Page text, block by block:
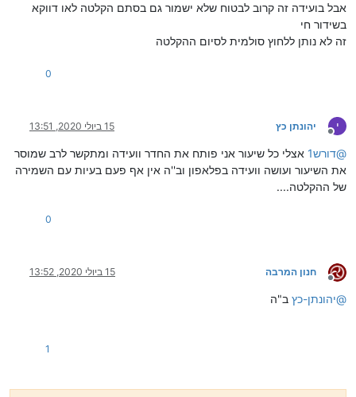
אבל בועידה זה קרוב לבטוח שלא ישמור גם בסתם הקלטה לאו דווקא
בשידור חי
זה לא נותן ללחוץ סולמית לסיום ההקלטה
0
י
מנותק
יהונתן כץ 15 ביולי 2020, 13:51
@דורש1
אצלי כל שיעור אני פותח את החדר וועידה ומתקשר לרב שמוסר
את השיעור ועושה וועידה בפלאפון וב''ה אין אף פעם בעיות עם השמירה
של ההקלטה....
0
מנותק
חנון המרבה 15 ביולי 2020, 13:52
@יהונתן-כץ ב"ה
1